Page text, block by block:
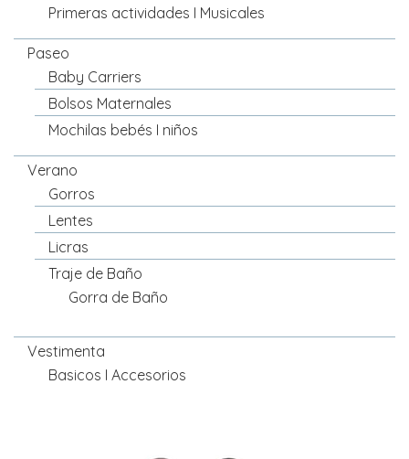
Primeras actividades I Musicales
Paseo
Baby Carriers
Bolsos Maternales
Mochilas bebés I niños
Verano
Gorros
Lentes
Licras
Traje de Baño
Gorra de Baño
Vestimenta
Basicos I Accesorios